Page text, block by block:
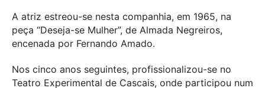
A atriz estreou-se nesta companhia, em 1965, na
peça “Deseja-se Mulher”, de Almada Negreiros,
encenada por Fernando Amado.
Nos cinco anos seguintes, profissionalizou-se no
Teatro Experimental de Cascais, onde participou num